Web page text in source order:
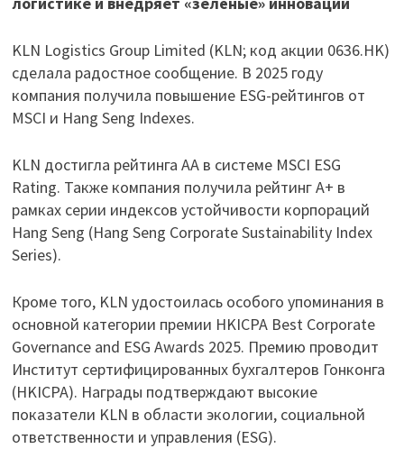
KLN Logistics Group Limited (KLN; код акции 0636.HK)
сделала радостное сообщение. В 2025 году
компания получила повышение ESG-рейтингов от
MSCI и Hang Seng Indexes.
KLN достигла рейтинга AA в системе MSCI ESG
Rating. Также компания получила рейтинг A+ в
рамках серии индексов устойчивости корпораций
Hang Seng (Hang Seng Corporate Sustainability Index
Series).
Кроме того, KLN удостоилась особого упоминания в
основной категории премии HKICPA Best Corporate
Governance and ESG Awards 2025. Премию проводит
Институт сертифицированных бухгалтеров Гонконга
(HKICPA). Награды подтверждают высокие
показатели KLN в области экологии, социальной
ответственности и управления (ESG).